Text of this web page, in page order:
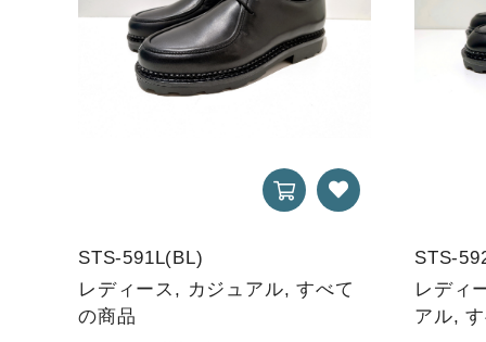
STS-591L(BL)
レディース, カジュアル, すべて
の商品
STS-
レディ
アル,